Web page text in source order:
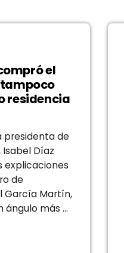
el
residencia
presidenta de
Isabel Díaz
explicaciones
de
García Martín,
ángulo más a
a su
[…]